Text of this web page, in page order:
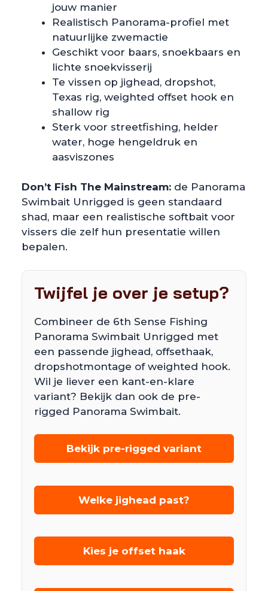
jouw manier
Realistisch Panorama-profiel met
natuurlijke zwemactie
Geschikt voor baars, snoekbaars en
lichte snoekvisserij
Te vissen op jighead, dropshot,
Texas rig, weighted offset hook en
shallow rig
Sterk voor streetfishing, helder
water, hoge hengeldruk en
aasviszones
Don’t Fish The Mainstream: de Panorama
Swimbait Unrigged is geen standaard
shad, maar een realistische softbait voor
vissers die zelf hun presentatie willen
bepalen.
Twijfel je over je setup?
Combineer de 6th Sense Fishing
Panorama Swimbait Unrigged met
een passende jighead, offsethaak,
dropshotmontage of weighted hook.
Wil je liever een kant-en-klare
variant? Bekijk dan ook de pre-
rigged Panorama Swimbait.
Bekijk pre-rigged variant
Welke jighead past?
Kies je offset haak